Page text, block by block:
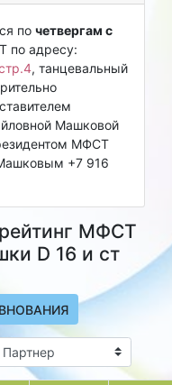
МФСТ
D 16 и ст
по четвергам с
по адресу:
, танцевальный
Машковой
МФСТ
+7 916